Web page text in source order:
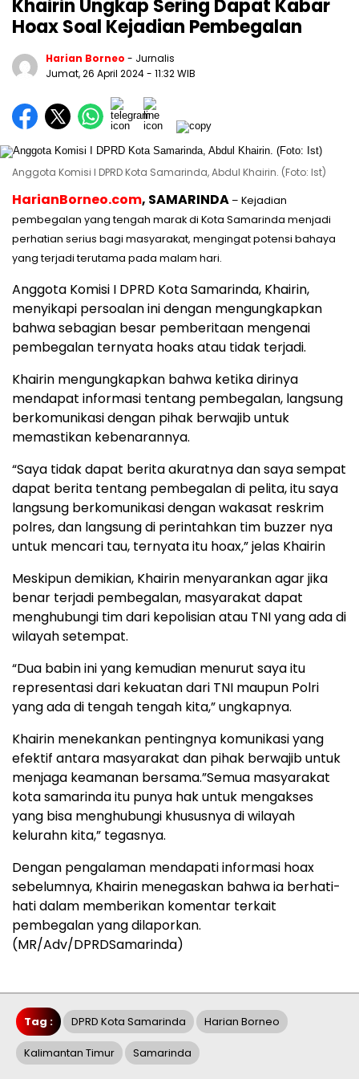
Khairin Ungkap Sering Dapat Kabar
Hoax Soal Kejadian Pembegalan
Harian Borneo - Jurnalis
Jumat, 26 April 2024- 11:32 WIB
Anggota Komisi I DPRD Kota Samarinda, Abdul Khairin. (Foto: Ist)
HarianBorneo.com, SAMARINDA – Kejadian
pembegalan yang tengah marak di Kota Samarinda menjadi
perhatian serius bagi masyarakat, mengingat potensi bahaya
yang terjadi terutama pada malam hari.
Anggota Komisi I DPRD Kota Samarinda, Khairin,
menyikapi persoalan ini dengan mengungkapkan
bahwa sebagian besar pemberitaan mengenai
pembegalan ternyata hoaks atau tidak terjadi.
Khairin mengungkapkan bahwa ketika dirinya
mendapat informasi tentang pembegalan, langsung
berkomunikasi dengan pihak berwajib untuk
memastikan kebenarannya.
“Saya tidak dapat berita akuratnya dan saya sempat
dapat berita tentang pembegalan di pelita, itu saya
langsung berkomunikasi dengan wakasat reskrim
polres, dan langsung di perintahkan tim buzzer nya
untuk mencari tau, ternyata itu hoax,” jelas Khairin
Meskipun demikian, Khairin menyarankan agar jika
benar terjadi pembegalan, masyarakat dapat
menghubungi tim dari kepolisian atau TNI yang ada di
wilayah setempat.
“Dua babin ini yang kemudian menurut saya itu
representasi dari kekuatan dari TNI maupun Polri
yang ada di tengah tengah kita,” ungkapnya.
Khairin menekankan pentingnya komunikasi yang
efektif antara masyarakat dan pihak berwajib untuk
menjaga keamanan bersama.”Semua masyarakat
kota samarinda itu punya hak untuk mengakses
yang bisa menghubungi khususnya di wilayah
kelurahn kita,” tegasnya.
Dengan pengalaman mendapati informasi hoax
sebelumnya, Khairin menegaskan bahwa ia berhati-
hati dalam memberikan komentar terkait
pembegalan yang dilaporkan.
(MR/Adv/DPRDSamarinda)
Tag : DPRD Kota Samarinda Harian Borneo
Kalimantan Timur Samarinda